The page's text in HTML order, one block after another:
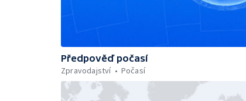
Předpověď počasí
Zpravodajství
Počasí